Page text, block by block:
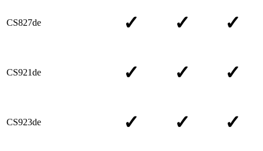
CS827de ✓ ✓ ✓
CS921de ✓ ✓ ✓
CS923de ✓ ✓ ✓